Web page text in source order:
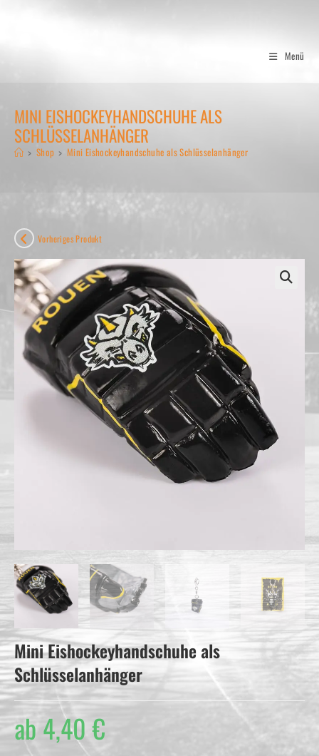
Menü
MINI EISHOCKEYHANDSCHUHE ALS
SCHLÜSSELANHÄNGER
> Shop > Mini Eishockeyhandschuhe als Schlüsselanhänger
Vorheriges Produkt
Mini Eishockeyhandschuhe als
Schlüsselanhänger
ab4,40€